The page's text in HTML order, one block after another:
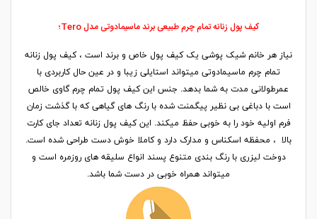
کیف پول زنانه تمام چرم طبیعی برند ماسیمادوتی مدل Tero؛
نیاز هر خانم شیک پوشی یک کیف پول خاص و برند است ، کیف پول زنانه
تمام چرم ماسیمادوتی میتواند استایلی زیبا و در عین حال کاربردی با
عمرطولانی مدت به شما بدهد. جنس این کیف پول تمام چرم گاوی خالص
است با دباغی بی نظیر پیگمنت شده با رنگ های گیاهی که با گذشت زمان
فرم اولیه خود را به خوبی حفظ میکند. این کیف پول زنانه تعداد جای کارت
بالا ، محفظه اسکناس و مدارک دارد و کاملا خوش دست طراحی شده است.
دوخت لیزری با رنگ بندی متنوع پسند انواع سلیقه های روزمره است و
میتواند همراه خوبی در دست شما باشد.